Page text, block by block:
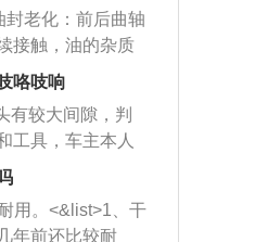
为积碳过多引起
催化器泡在草酸
解决，将清洗剂
混合后，车辆启
起进入到燃烧
，就可以让三元
管堵塞的情况就
样也要打相同的
强调要反复练
肉记忆，在真实
忆也能打好方
老化：前后曲轴
接触，油的杂质
化使其密封效果
漏油。<&list>2、
使活塞环与缸体
流入燃烧室中，
机油粘度。使用
样会有烧机油现
很好的流动性，
咯吱响
有较大间隙，判
工具，车主本人
送到修理厂或4s
套管防尘罩破
现象，使半轴磨
用。<&list>1、干
年前还比较耐